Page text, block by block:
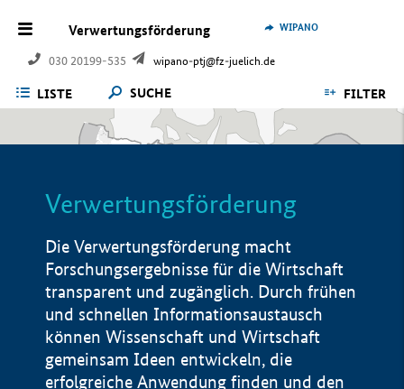
Verwertungsförderung
030 20199-535 wipano-ptj@fz-juelich.de
WIPANO
LISTE SUCHE FILTER
Verwertungsförderung
Die Verwertungsförderung macht
Forschungsergebnisse für die Wirtschaft
transparent und zugänglich. Durch frühen
und schnellen Informationsaustausch
können Wissenschaft und Wirtschaft
gemeinsam Ideen entwickeln, die
erfolgreiche Anwendung finden und den